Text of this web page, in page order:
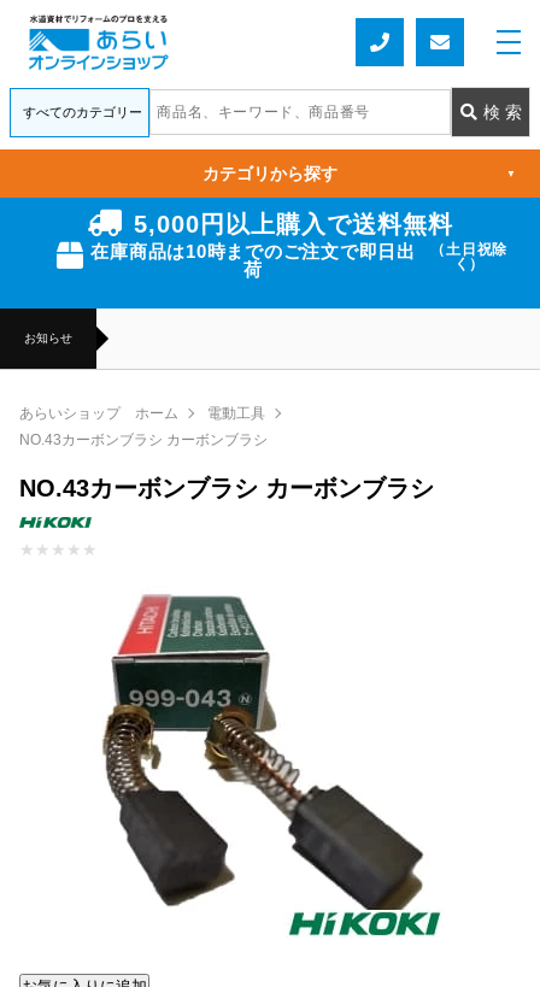
5,000円以上購入で送料無料
在庫商品は10時までのご注文で即日出
荷
（土日祝除
く）
お知らせ
カテゴリから探す ▼
あらいショップ ホーム
電動工具
NO.43カーボンブラシ カーボンブラシ
NO.43カーボンブラシ カーボンブラシ
★ ★ ★ ★ ★